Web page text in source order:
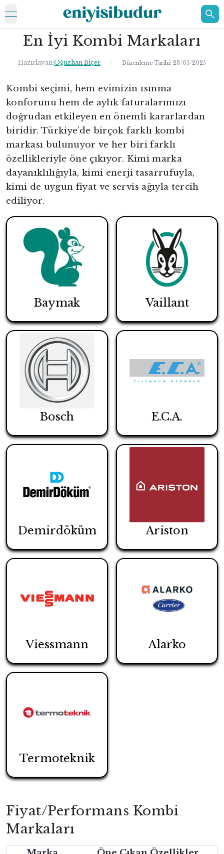
open navigation menu
ELEKTRONİK
EV
KOZMETİK
HAKKIMIZDA
İLETİŞİM
En İyi Kombi Markaları
Hazırlayan:Oğuzhan Biçer Düzenleme Tarihi: 23/05/2025
Kombi seçimi, hem evimizin ısınma
konforunu hem de aylık faturalarımızı
doğrudan etkileyen en önemli kararlardan
biridir. Türkiye’de birçok farklı kombi
markası bulunuyor ve her biri farklı
özellikleriyle öne çıkıyor. Kimi marka
dayanıklılığıyla, kimi enerji tasarrufuyla,
kimi de uygun fiyat ve servis ağıyla tercih
ediliyor.
Baymak Vaillant
Bosch E.C.A.
Demirdöküm Ariston
Viessmann Alarko
Termoteknik
Fiyat/Performans Kombi
Markaları